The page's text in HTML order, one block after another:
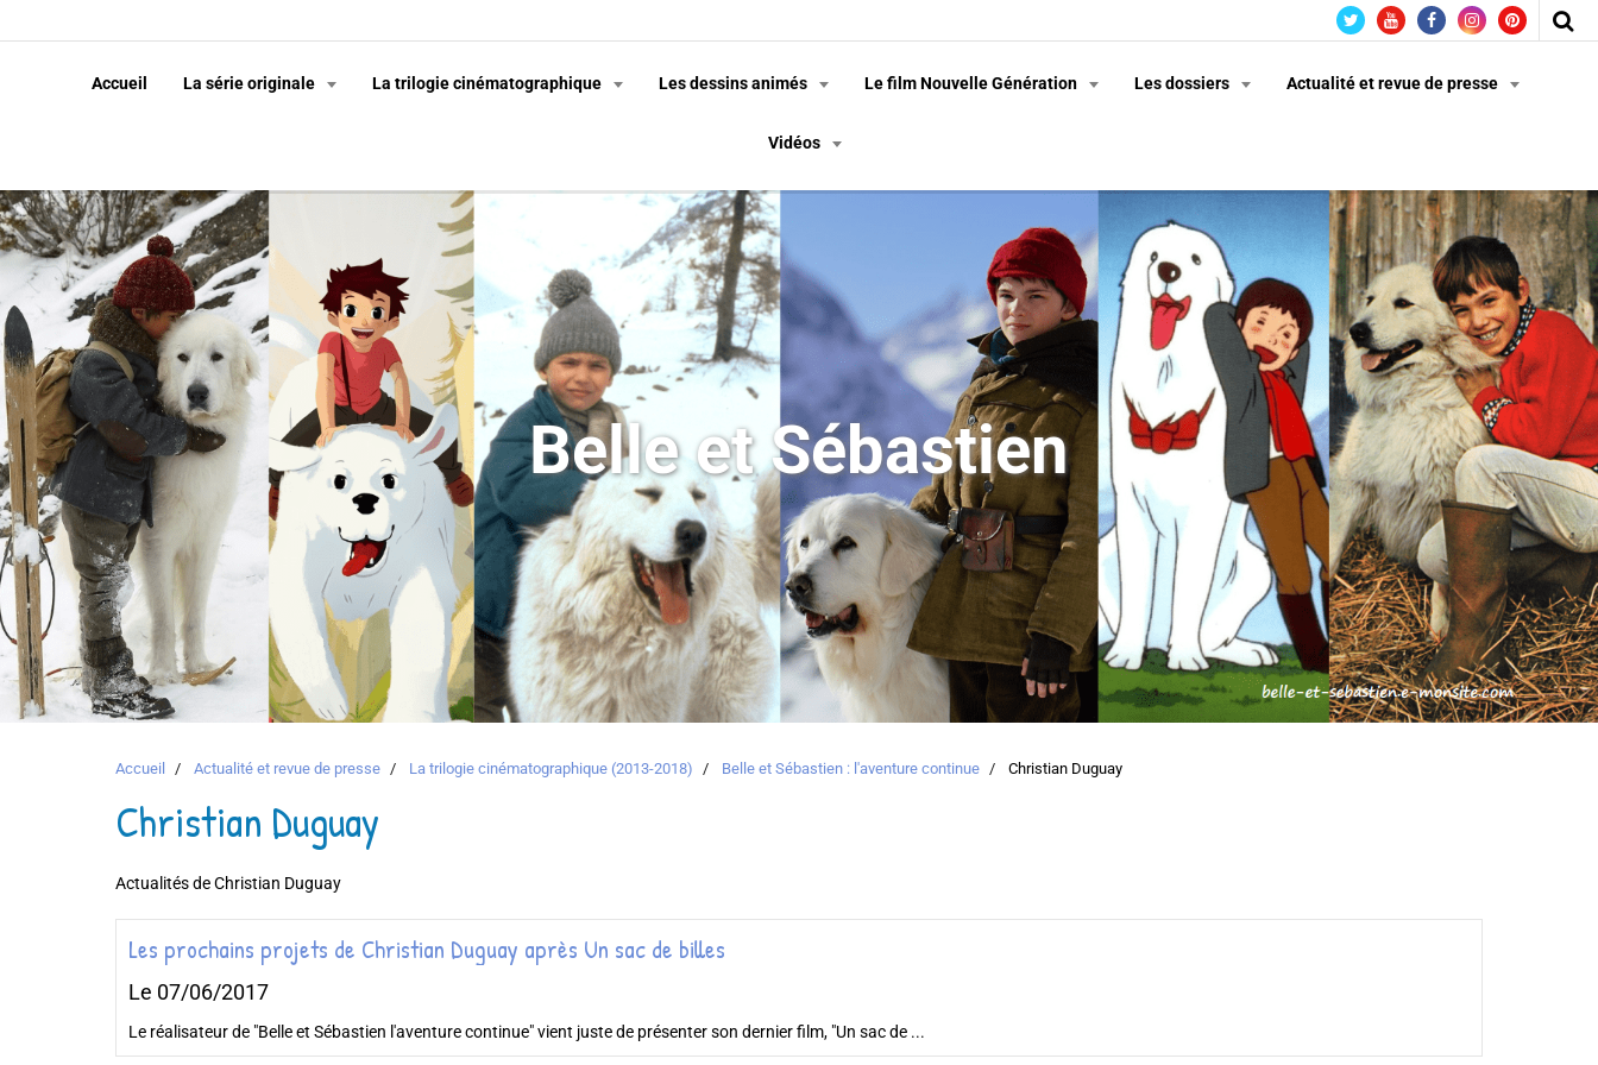
Accueil La série originale La trilogie cinématographique Les dessins animés Le film Nouvelle Génération Les dossiers Actualité et revue de presse
Vidéos
Belle et Sébastien
Accueil Actualité et revue de presse La trilogie cinématographique (2013-2018) Belle et Sébastien : l'aventure continue Christian Duguay
Christian Duguay
Actualités de Christian Duguay
Les prochains projets de Christian Duguay après Un sac de billes
Le 07/06/2017
Le réalisateur de "Belle et Sébastien l'aventure continue" vient juste de présenter son dernier film, "Un sac de ...